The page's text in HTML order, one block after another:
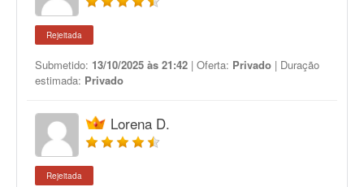
Rejeitada
Submetido: 13/10/2025 às 21:42 | Oferta: Privado | Duração
estimada: Privado
Lorena D.
Rejeitada